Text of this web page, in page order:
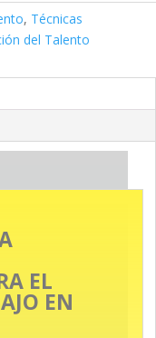
, Técnicas
del Talento
EL
EN